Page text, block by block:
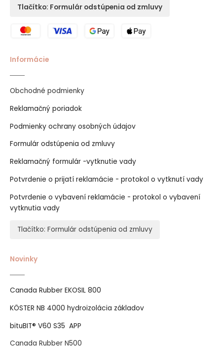
Tlačítko: Formulár odstúpenia od zmluvy
Informácie
Obchodné podmienky
Reklamačný poriadok
Podmienky ochrany osobných údajov
Formulár odstúpenia od zmluvy
Reklamačný formulár -vytknutie vady
Potvrdenie o prijatí reklamácie - protokol o vytknutí vady
Potvrdenie o vybavení reklamácie - protokol o vybavení
vytknutia vady
Tlačítko: Formulár odstúpenia od zmluvy
Novinky
Canada Rubber EKOSIL 800
KÖSTER NB 4000 hydroizolácia základov
bituBIT® V60 S35 APP
Canada Rubber N500